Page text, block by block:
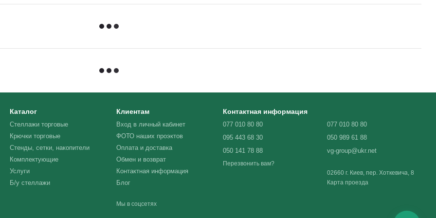
Каталог
Стеллажи торговые
Крючки торговые
Стенды, сетки, накопители
Комплектующие
Услуги
Б/у стеллажи
Клиентам
Вход в личный кабинет
ФОТО наших проэктов
Оплата и доставка
Обмен и возврат
Контактная информация
Блог
Мы в соцсетях
Контактная информация
077 010 80 80
095 443 68 30
050 141 78 88
Перезвонить вам?
077 010 80 80
050 989 61 88
vg-group@ukr.net
02660 г. Киев, пер. Хоткевича, 8
Карта проезда